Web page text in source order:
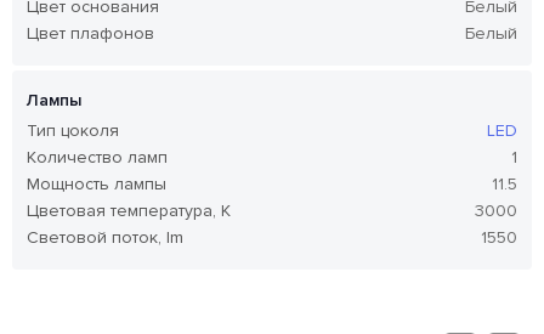
Цвет основания
Белый
Цвет плафонов
Белый
Лампы
Тип цоколя
LED
Количество ламп
1
Мощность лампы
11.5
Цветовая температура, K
3000
Световой поток, lm
1550